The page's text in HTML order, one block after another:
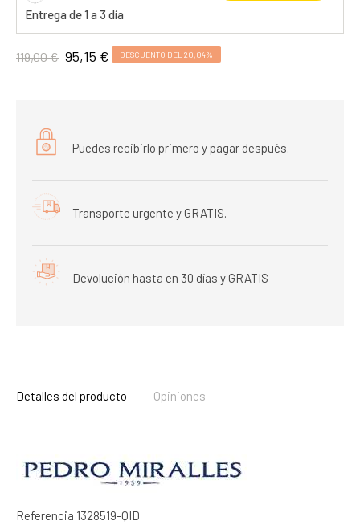
Entrega de 1 a 3 día
119,00 € 95,15 € DESCUENTO DEL 20,04%
Puedes recibirlo primero y pagar después.
Transporte urgente y GRATIS.
Devolución hasta en 30 días y GRATIS
Detalles del producto Opiniones
Referencia 1328519-QID